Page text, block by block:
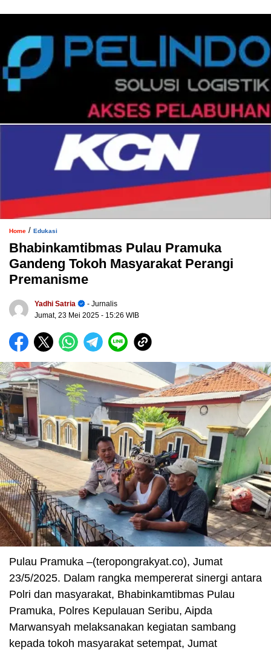
Home / Edukasi
Bhabinkamtibmas Pulau Pramuka
Gandeng Tokoh Masyarakat Perangi
Premanisme
Yadhi Satria
- Jurnalis
Jumat, 23 Mei 2025 - 15:26 WIB
Pulau Pramuka –(teropongrakyat.co), Jumat
23/5/2025. Dalam rangka mempererat sinergi antara
Polri dan masyarakat, Bhabinkamtibmas Pulau
Pramuka, Polres Kepulauan Seribu, Aipda
Marwansyah melaksanakan kegiatan sambang
kepada tokoh masyarakat setempat, Jumat